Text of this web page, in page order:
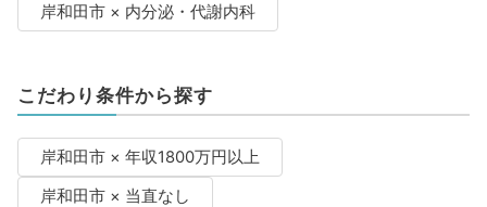
岸和田市 × 内分泌・代謝内科
こだわり条件から探す
岸和田市 × 年収1800万円以上
岸和田市 × 当直なし